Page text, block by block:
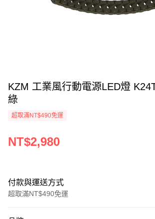
KZM 工業風行動電源LED燈
綠
超取滿NT$490免運
NT$2,980
付款與運送方式
超取滿NT$490免運